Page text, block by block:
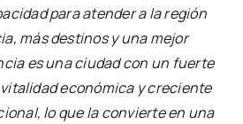
para aten­der a la región
más des­ti­nos y una mejor
es una ciu­dad con un fuer­te
eco­nó­mi­ca y cre­cien­te
lo que la con­vier­te en una